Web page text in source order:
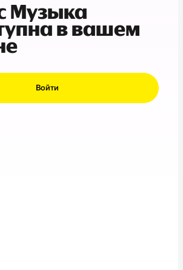
Музыка
в вашем
Войти